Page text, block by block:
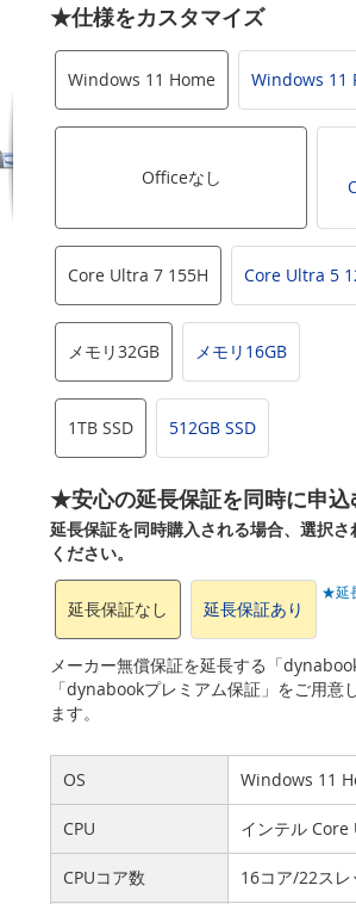
★仕様をカスタマイズ
Windows 11 Home Windows 11
Officeなし
Core Ultra 7 155H Core Ultra 5
メモリ32GB メモリ16GB
1TB SSD 512GB SSD
★安心の延長保証を同時に申込
延長保証を同時購入される場合、選択
ください。
延長保証なし 延長保証あり
★延
メーカー無償保証を延長する「
「dynabookプレミアム保証」をご用
ます。
OS Windows 11
CPU インテル
CPUコア数 16コア/22スレ